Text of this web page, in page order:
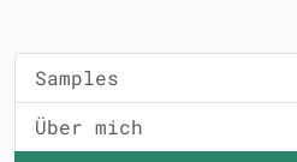
Samples
Über mich